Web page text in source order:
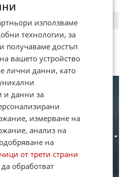
използваме
технологии, за
получаваме достъп
вашето устройство
лични данни, като
и данни за
измерване на
анализ на
на
от трети страни
обработват